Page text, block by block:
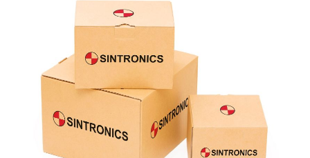
möglich. SINTRONICS ist dann ihr Partner, der
entweder die alten Baugruppen technisch hochwertig
repariert oder ihnen die abgekündigten Baugruppen
aus dem eigenen Lager ersetzt.